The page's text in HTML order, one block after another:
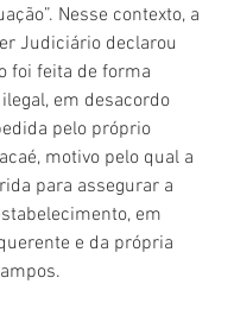
Nesse contexto, a
Judiciário declarou
foi feita de forma
em desacordo
pelo próprio
motivo pelo qual a
para assegurar a
em
e da própria